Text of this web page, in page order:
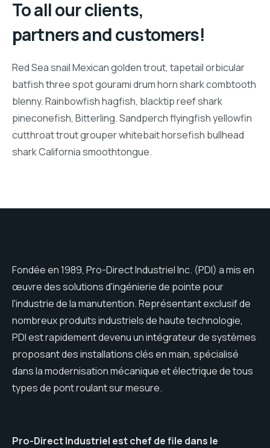
To all our clients,
partners and customers!
Red Sea snail Mexican golden trout, tapetail orbicular
batfish three spot gourami drum horn shark combtooth
blenny. Rainbowfish hagfish, blacktip reef shark
pineconefish, Bitterling. Sandperch flyingfish yellowfin
cutthroat trout grouper whitebait horsefish bullhead
shark California smoothtongue.
Fondée en 1989, Pro-Direct Industriel Inc. (PDI) a mis en
œuvre des solutions d'ingénierie de pointe pour
l'industrie de la manutention. Représentant exclusif de
nombreux produits industriels de haute technologie,
PDI est rapidement devenu un intégrateur de systèmes
proposant des installations clés en main, spécialisé
dans la modernisation mécanique et électrique de tous
types de pont roulant sur mesure.
Pro-Direct Industriel est chef de file dans le